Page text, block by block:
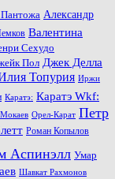
Пантожа Александр
Валентина
Сехудо
Пол Джек Делла
Топурия Иржи
Каратэ: Каратэ Wkf:
Орел-Карат Петр
Роман Копылов
Аспинэлл Умар
Шавкат Рахмонов